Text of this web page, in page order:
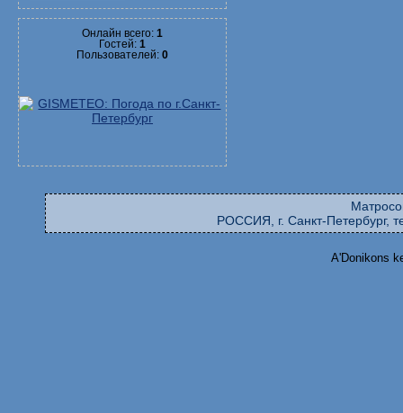
Онлайн всего: 1
Гостей: 1
Пользователей: 0
РОССИЯ, г. Санкт-Петербург,
A'Donikons